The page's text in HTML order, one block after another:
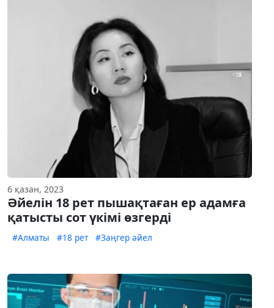
6 қазан, 2023
Әйелін 18 рет пышақтаған ер адамға
қатысты сот үкімі өзгерді
#Алматы #18 рет #Заңгер әйел